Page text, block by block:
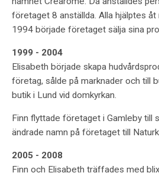
företaget 8 anställda. Alla hjälptes åt
1994 började företaget sälja sina
1999 - 2004
Elisabeth började skapa
företag, sålde på marknader och till
butik i Lund vid domkyrkan.
Finn flyttade företaget i Gamleby till
ändrade namn på företaget till
2005 - 2008
Finn och Elisabeth träffades med